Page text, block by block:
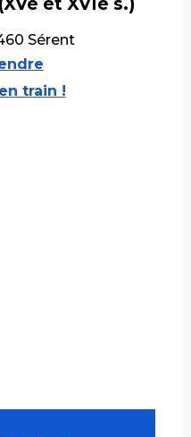
Sérent
train !